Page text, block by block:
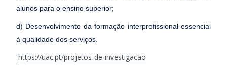
alunos para o ensino superior;
d) Desenvolvimento da formação interprofissional essencial
à qualidade dos serviços.
https://uac.pt/projetos-de-investigacao